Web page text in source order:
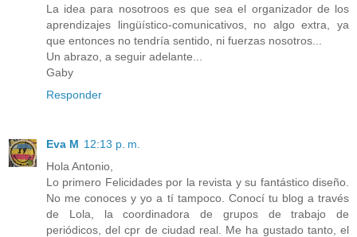
La idea para nosotroos es que sea el organizador de los
aprendizajes lingüístico-comunicativos, no algo extra, ya
que entonces no tendría sentido, ni fuerzas nosotros...
Un abrazo, a seguir adelante...
Gaby
Responder
Eva M 12:13 p. m.
Hola Antonio,
Lo primero Felicidades por la revista y su fantástico diseño.
No me conoces y yo a tí tampoco. Conocí tu blog a través
de Lola, la coordinadora de grupos de trabajo de
periódicos, del cpr de ciudad real. Me ha gustado tanto, el